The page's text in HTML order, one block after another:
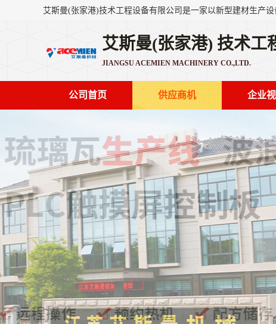
艾斯曼(张家港) 技术工
JIANGSU ACEMIEN MACHINERY CO.,LTD.
公司首页 供应商机 企业